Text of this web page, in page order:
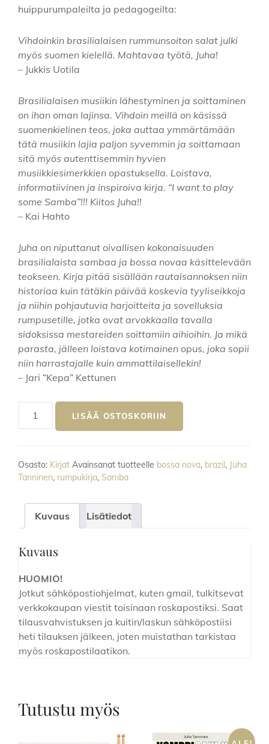
huippurumpaleilta ja pedagogeilta:
Vihdoinkin brasilialaisen rummunsoiton salat julki
myös suomen kielellä. Mahtavaa työtä, Juha!
– Jukkis Uotila
Brasilialaisen musiikin lähestyminen ja soittaminen
on ihan oman lajinsa. Vihdoin meillä on käsissä
suomenkielinen teos, joka auttaa ymmärtämään
tätä musiikin lajia paljon syvemmin ja soittamaan
sitä myös autenttisemmin hyvien
musiikkiesimerkkien opastuksella. Loistava,
informatiivinen ja inspiroiva kirja. “I want to play
some Samba”!!! Kiitos Juha!!
– Kai Hahto
Juha on niputtanut oivallisen kokonaisuuden
brasilialaista sambaa ja bossa novaa käsittelevään
teokseen. Kirja pitää sisällään rautaisannoksen niin
historiaa kuin tätäkin päivää koskevia tyyliseikkoja
ja niihin pohjautuvia harjoitteita ja sovelluksia
rumpusetille, jotka ovat arvokkaalla tavalla
sidoksissa mestareiden soittamiin aihioihin. Ja mikä
parasta, jälleen loistava kotimainen opus, joka sopii
niin harrastajalle kuin ammattilaisellekin!
– Jari “Kepa” Kettunen
Bossa
Nova
LISÄÄ OSTOSKORIIN
Osasto: Kirjat Avainsanat tuotteelle bossa nova, brazil, Juha
Tanninen, rumpukirja, Samba
Kuvaus Lisätiedot
Kuvaus
HUOMIO!
Jotkut sähköpostiohjelmat, kuten gmail, tulkitsevat
verkkokaupan viestit toisinaan roskapostiksi. Saat
tilausvahvistuksen ja kuitin/laskun sähköpostiisi
heti tilauksen jälkeen, joten muistathan tarkistaa
myös roskapostilaatikon.
Tutustu myös